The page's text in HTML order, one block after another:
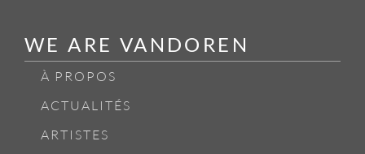
WE ARE VANDOREN
À PROPOS
ACTUALITÉS
ARTISTES